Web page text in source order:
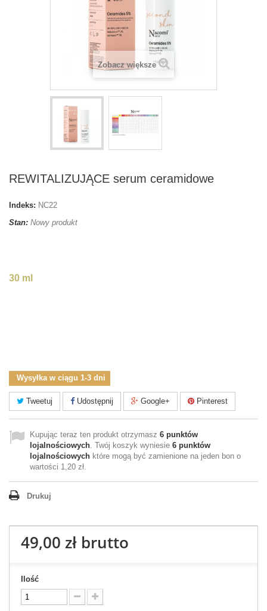
Zobacz większe
REWITALIZUJĄCE serum ceramidowe
Indeks: NC22
Stan: Nowy produkt
30 ml
Wysyłka w ciągu 1-3 dni
Tweetuj Udostępnij Google+ Pinterest
Kupując teraz ten produkt otrzymasz 6 punktów
lojalnościowych. Twój koszyk wyniesie 6 punktów
lojalnościowych które mogą być zamienione na jeden bon o
wartości 1,20 zł.
Drukuj
49,00 zł brutto
Ilość